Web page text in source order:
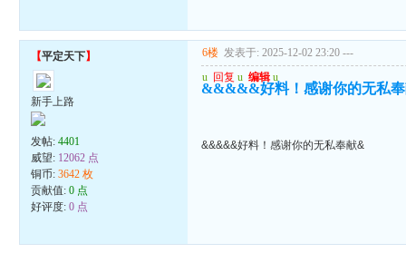
【平定天下】
新手上路
发帖:4401
威望: 12062 点
铜币:3642 枚
贡献值:0 点
好评度:0 点
6楼 发表于: 2025-12-02 23:20 ---
u 回复 u 编辑 u
&&&&&好料！感谢你的无私
&&&&&好料！感谢你的无私奉献&